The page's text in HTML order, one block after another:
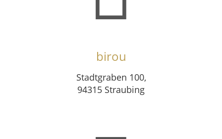
birou
Stadtgraben 100,
94315 Straubing